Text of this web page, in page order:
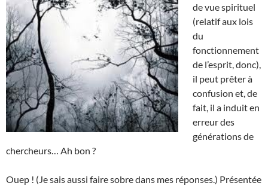
de vue spirituel
(relatif aux lois
du
fonctionnement
de l’esprit, donc),
il peut prêter à
confusion et, de
fait, il a induit en
erreur des
générations de
chercheurs… Ah bon ?
Ouep ! (Je sais aussi faire sobre dans mes réponses.) Présentée